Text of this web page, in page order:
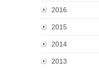
2016
2015
2014
2013